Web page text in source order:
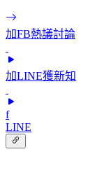
加FB熱議討論
加LINE獲新知
f
LINE